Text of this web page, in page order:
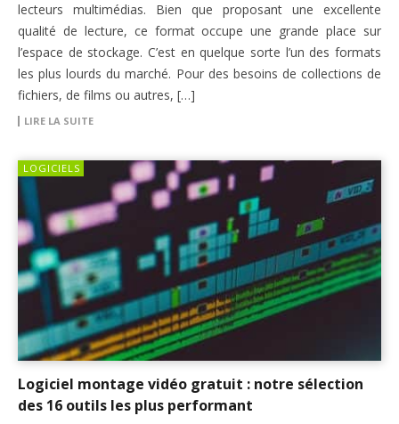
lecteurs multimédias. Bien que proposant une excellente
qualité de lecture, ce format occupe une grande place sur
l’espace de stockage. C’est en quelque sorte l’un des formats
les plus lourds du marché. Pour des besoins de collections de
fichiers, de films ou autres, […]
LIRE LA SUITE
LOGICIELS
Logiciel montage vidéo gratuit : notre sélection
des 16 outils les plus performant